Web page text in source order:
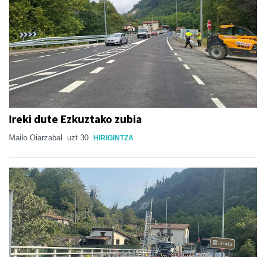
Ireki dute Ezkuztako zubia
Mailo Oiarzabal uzt 30 HIRIGINTZA